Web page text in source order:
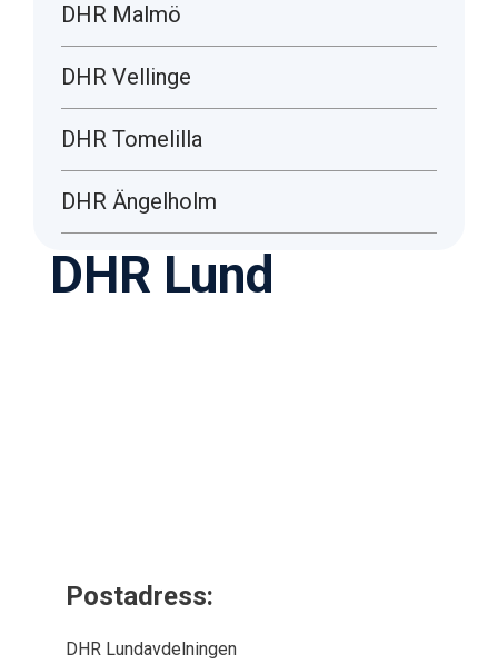
DHR Lund
Postadress:
DHR Lundavdelningen
DHR Malmö
DHR Vellinge
DHR Tomelilla
DHR Ängelholm